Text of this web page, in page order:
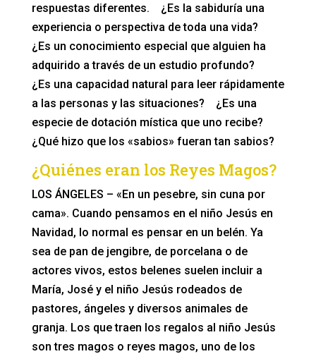
respuestas diferentes. ¿Es la sabiduría una
experiencia o perspectiva de toda una vida?
¿Es un conocimiento especial que alguien ha
adquirido a través de un estudio profundo?
¿Es una capacidad natural para leer rápidamente
a las personas y las situaciones? ¿Es una
especie de dotación mística que uno recibe?
¿Qué hizo que los «sabios» fueran tan sabios?
¿Quiénes eran los Reyes Magos?
LOS ÁNGELES – «En un pesebre, sin cuna por
cama». Cuando pensamos en el niño Jesús en
Navidad, lo normal es pensar en un belén. Ya
sea de pan de jengibre, de porcelana o de
actores vivos, estos belenes suelen incluir a
María, José y el niño Jesús rodeados de
pastores, ángeles y diversos animales de
granja. Los que traen los regalos al niño Jesús
son tres magos o reyes magos, uno de los